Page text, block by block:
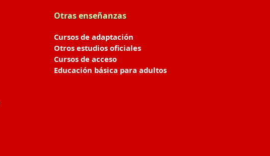
Otras enseñanzas
Cursos de adaptación
Otros estudios oficiales
Cursos de acceso
Educación básica para adultos